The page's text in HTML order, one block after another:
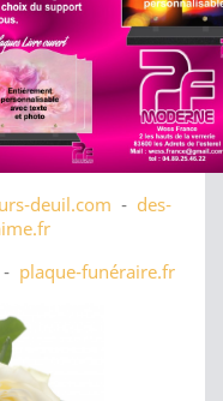
deuil.com - des-
- plaque-funéraire.fr